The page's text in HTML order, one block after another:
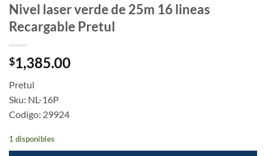
Nivel laser verde de 25m 16 lineas
Recargable Pretul
$1,385.00
Pretul
Sku: NL-16P
Codigo: 29924
1 disponibles